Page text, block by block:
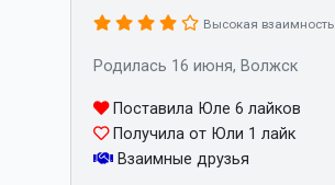
Высокая взаимность
Родилась 16 июня, Волжск
Поставила Юле 6 лайков
Получила от Юли 1 лайк
Взаимные друзья